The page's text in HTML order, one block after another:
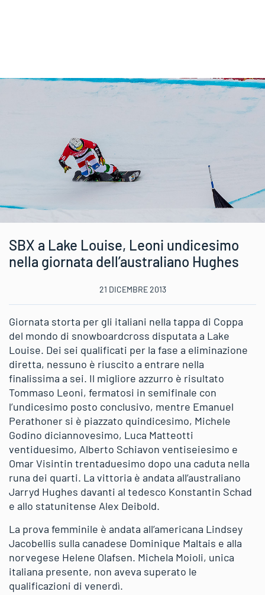
SBX a Lake Louise, Leoni undicesimo
nella giornata dell’australiano Hughes
21 DICEMBRE 2013
Giornata storta per gli italiani nella tappa di Coppa
del mondo di snowboardcross disputata a Lake
Louise. Dei sei qualificati per la fase a eliminazione
diretta, nessuno è riuscito a entrare nella
finalissima a sei. Il migliore azzurro è risultato
Tommaso Leoni, fermatosi in semifinale con
l’undicesimo posto conclusivo, mentre Emanuel
Perathoner si è piazzato quindicesimo, Michele
Godino diciannovesimo, Luca Matteotti
ventiduesimo, Alberto Schiavon ventiseiesimo e
Omar Visintin trentaduesimo dopo una caduta nella
runa dei quarti. La vittoria è andata all’australiano
Jarryd Hughes davanti al tedesco Konstantin Schad
e allo statunitense Alex Deibold.
La prova femminile è andata all’americana Lindsey
Jacobellis sulla canadese Dominique Maltais e alla
norvegese Helene Olafsen. Michela Moioli, unica
italiana presente, non aveva superato le
qualificazioni di venerdì.